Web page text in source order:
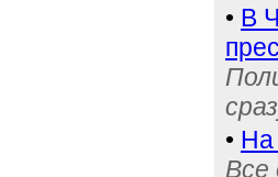
• В
• На
Все